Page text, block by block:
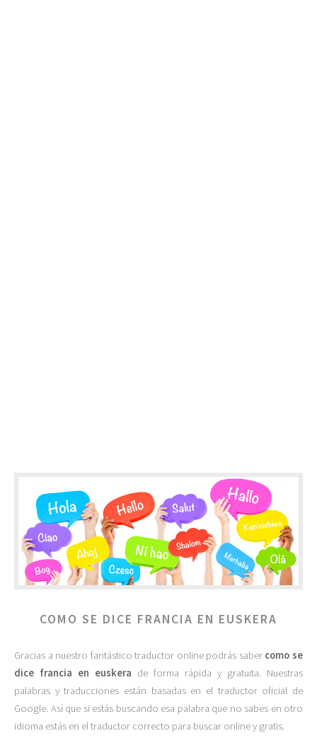
COMO SE DICE FRANCIA EN EUSKERA
Gracias a nuestro fantástico traductor online podrás saber como se
dice francia en euskera de forma rápida y gratuita. Nuestras
palabras y traducciones están basadas en el traductor oficial de
Google. Así que si estás buscando esa palabra que no sabes en otro
idioma estás en el traductor correcto para buscar online y gratis.